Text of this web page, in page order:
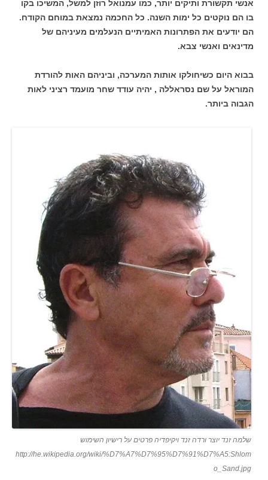
אנשי תקשורת ותיקים יותר, כמו עמנואל רוזן למשל, המשיכו בקו
בו הם נוקטים כל ימות השנה. כל החכמה נמצאת במוחם הקודח.
הם יודעים את הפתרונות האמיתיים הנעלמים מעיניהם של
מדינאים ואנשי צבא.
בבוא היום כשיחולקו אותות המערכה, וביניהם האות להורדת
המוראל על שם נסראללה , יהיה עודד שחר מועמד רציני לאות
הגבוה ביותר.
שלמה זנד יוצר ורדה זנד ויקיפדיה פרטים על רישיון השימוש
http://he.wikipedia.org/wiki/%D7%A7%D7%95%D7%91%D7%A5:Shlom
o_Sand.jpg